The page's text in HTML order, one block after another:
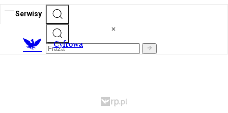
Serwisy
Cyfrowa